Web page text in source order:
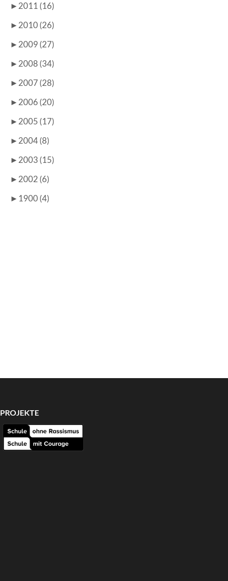
► 2011 (16)
► 2010 (26)
► 2009 (27)
► 2008 (34)
► 2007 (28)
► 2006 (20)
► 2005 (17)
► 2004 (8)
► 2003 (15)
► 2002 (6)
► 1900 (4)
PROJEKTE